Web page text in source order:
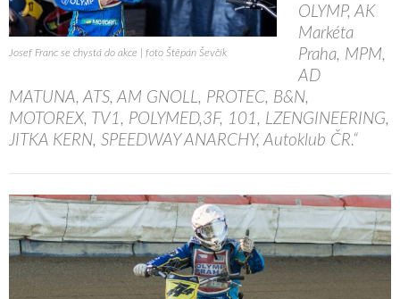
Josef Franc se chystá do akce | foto Štěpán Ševčík
OLYMP, AK
Markéta
Praha, MPM,
AD
MATUNA, ATS, AM GNOLL, PROTEC, B&N,
MOTOREX, TV1, POLYMED,3F, 101, LZENGINEERING,
JITKA KERN, SPEEDWAY ANARCHY, Autoklub ČR.“